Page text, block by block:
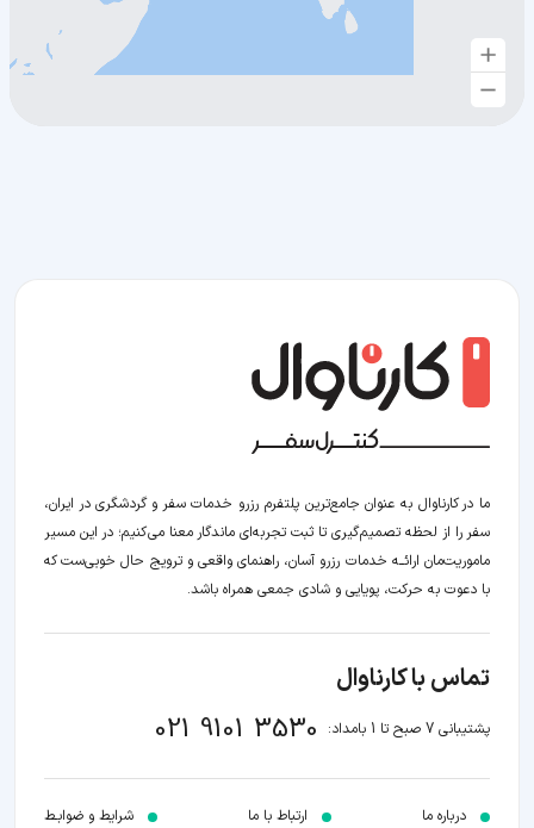
ما در کارناوال به عنوان جامع‌ترین پلتفرم رزرو خدمات سفر و گردشگری در ایران،
سفر را از لحظه‌ تصمیم‌گیری تا ثبت تجربه‌ای ماندگار معنا می‌کنیم؛ در این مسیر‍
ماموریت‌مان اراﺋــﻪ خدمات رزرو آسان، راهنمای واقعی و ترویج حال خوبی‌ست که
با دعوت به حرکت، پویایی و شادی جمعی همراه باشد.
تماس با کارناوال
پشتیبانی 7 صبح تا 1 بامداد: 021 9101 3530
درباره ما ارتباط با ما شرایط و ضوابـط